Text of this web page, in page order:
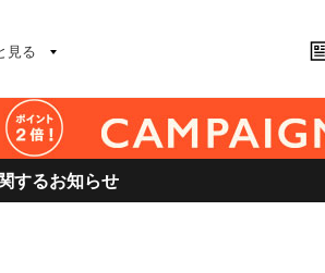
見る
するお知らせ